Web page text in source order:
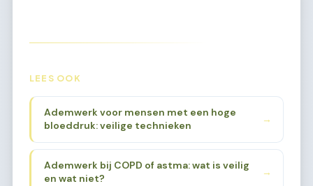
LEES OOK
Ademwerk voor mensen met een hoge
bloeddruk: veilige technieken
→
Ademwerk bij COPD of astma: wat is veilig
en wat niet?
→